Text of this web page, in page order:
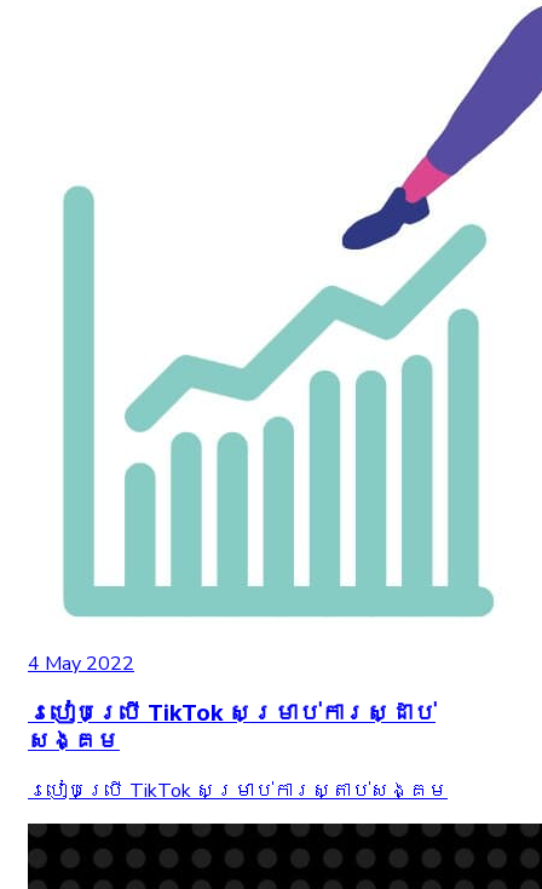
4 May 2022
របៀបប្រើ TikTok សម្រាប់ការស្ដាប់
សង្គម
របៀបប្រើ TikTok សម្រាប់ការស្តាប់សង្គម